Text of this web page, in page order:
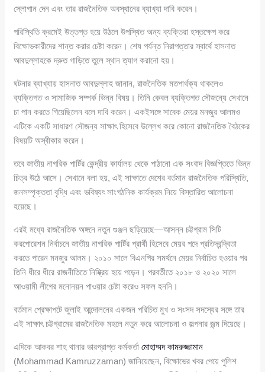
স্লোগান দেন এবং তার রাজনৈতিক অবস্থানের ব্যাখ্যা দাবি করেন।
পরিস্থিতি ক্রমেই উত্তপ্ত হয়ে উঠলে উপস্থিত অন্য ব্যক্তিরা হস্তক্ষেপ করে
বিক্ষোভকারীদের শান্ত করার চেষ্টা করেন। শেষ পর্যন্ত নিরাপত্তার স্বার্থে হাসনাত
আবদুল্লাহকে দ্রুত গাড়িতে তুলে স্থান ত্যাগ করানো হয়।
ঘটনার ব্যাখ্যায় হাসনাত আবদুল্লাহ জানান, রাজনৈতিক মতপার্থক্য থাকলেও
ব্যক্তিগত ও সামাজিক সম্পর্ক ভিন্ন বিষয়। তিনি কেবল ব্যক্তিগত সৌজন্যে সেখানে
চা পান করতে গিয়েছিলেন বলে দাবি করেন। একইসঙ্গে সাবেক মেয়র মনজুর আলমও
এটিকে একটি সাধারণ সৌজন্য সাক্ষাৎ হিসেবে উল্লেখ করে কোনো রাজনৈতিক বৈঠকের
বিষয়টি অস্বীকার করেন।
তবে জাতীয় নাগরিক পার্টির কেন্দ্রীয় কার্যালয় থেকে পাঠানো এক সংবাদ বিজ্ঞপ্তিতে ভিন্ন
চিত্র উঠে আসে। সেখানে বলা হয়, এই সাক্ষাতে দেশের বর্তমান রাজনৈতিক পরিস্থিতি,
জনসম্পৃক্ততা বৃদ্ধি এবং ভবিষ্যৎ সাংগঠনিক কার্যক্রম নিয়ে বিস্তারিত আলোচনা
হয়েছে।
এরই মধ্যে রাজনৈতিক অঙ্গনে নতুন গুঞ্জন ছড়িয়েছে—আসন্ন চট্টগ্রাম সিটি
করপোরেশন নির্বাচনে জাতীয় নাগরিক পার্টির প্রার্থী হিসেবে মেয়র পদে প্রতিদ্বন্দ্বিতা
করতে পারেন মনজুর আলম। ২০১০ সালে বিএনপির সমর্থনে মেয়র নির্বাচিত হওয়ার পর
তিনি ধীরে ধীরে রাজনীতিতে নিষ্ক্রিয় হয়ে পড়েন। পরবর্তীতে ২০১৮ ও ২০২০ সালে
আওয়ামী লীগের মনোনয়ন পাওয়ার চেষ্টা করেও সফল হননি।
বর্তমান প্রেক্ষাপটে জুলাই আন্দোলনের একজন পরিচিত মুখ ও সংসদ সদস্যের সঙ্গে তার
এই সাক্ষাৎ চট্টগ্রামের রাজনৈতিক মহলে নতুন করে আলোচনা ও জল্পনার জন্ম দিয়েছে।
এদিকে আকবর শাহ থানার ভারপ্রাপ্ত কর্মকর্তামোহাম্মদ কামরুজ্জামান
(Mohammad Kamruzzaman) জানিয়েছেন, বিক্ষোভের খবর পেয়ে পুলিশ